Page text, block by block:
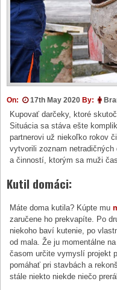
On: 17th May 2020 By:
Kupovať darčeky, ktoré
Situácia sa stáva ešte
partnerovi už niekoľko rokov
vytvorili zoznam
a činností, ktorým sa muži
Kutil domáci:
Máte doma kutila? Kúpte mu
zaručene ho prekvapíte. Po
niekoho baví kutenie, po
od mala. Že ju momentálne
časom určite vymyslí projekt
pomáhať pri stavbách a
stále niekto niekde niečo